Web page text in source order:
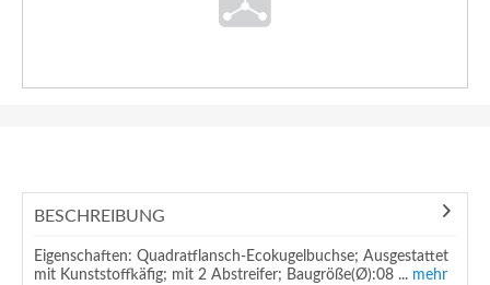
BESCHREIBUNG
Eigenschaften: Quadratflansch-Ecokugelbuchse; Ausgestattet
mit Kunststoffkäfig; mit 2 Abstreifer; Baugröße(Ø):08 ... mehr